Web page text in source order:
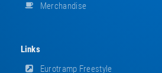
Merchandise
Links
Eurotramp Freestyle